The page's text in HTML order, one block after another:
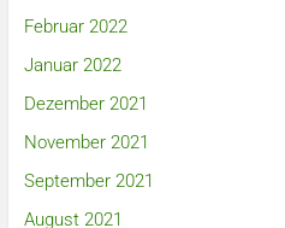
Februar 2022
Januar 2022
Dezember 2021
November 2021
September 2021
August 2021